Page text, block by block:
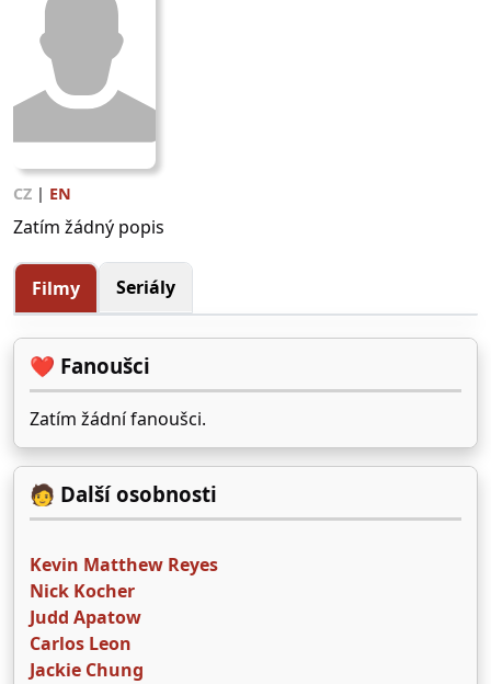
CZ | EN
Zatím žádný popis
Filmy Seriály
❤️ Fanoušci
Zatím žádní fanoušci.
🧑 Další osobnosti
Kevin Matthew Reyes
Nick Kocher
Judd Apatow
Carlos Leon
Jackie Chung